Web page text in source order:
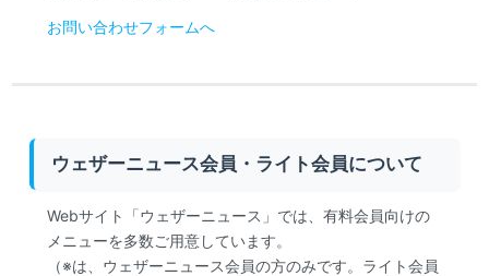
お問い合わせフォームへ
ウェザーニュース会員・ライト会員について
Webサイト「ウェザーニュース」では、有料会員向けの
メニューを多数ご用意しています。
（※は、ウェザーニュース会員の方のみです。ライト会員